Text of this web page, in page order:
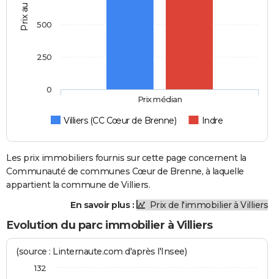
Villiers (CC Cœur de Brenne) Indre
Prix médian
0
250
500
Les prix immobiliers fournis sur cette page concernent la
Communauté de communes Cœur de Brenne, à laquelle
appartient la commune de Villiers.
En savoir plus :
Prix de l'immobilier à Villiers
Evolution du parc immobilier à Villiers
(source : Linternaute.com d'après l'Insee)
132